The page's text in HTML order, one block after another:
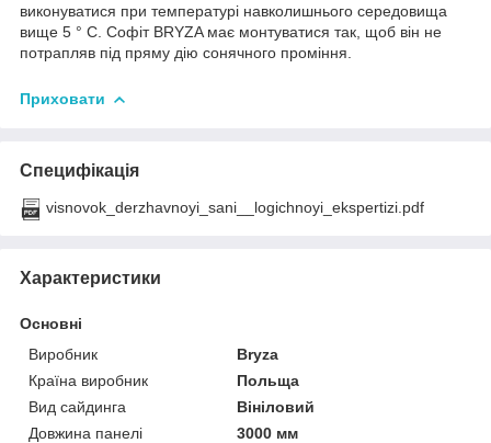
виконуватися при температурі навколишнього середовища
вище 5 ° С. Софіт BRYZA має монтуватися так, щоб він не
потрапляв під пряму дію сонячного проміння.
Приховати
Специфікація
visnovok_derzhavnoyi_sani__logichnoyi_ekspertizi.pdf
Характеристики
Основні
Виробник
Bryza
Країна виробник
Польща
Вид сайдинга
Вініловий
Довжина панелі
3000 мм